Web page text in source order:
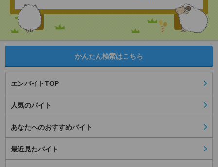
かんたん検索はこちら
エンバイトTOP
人気のバイト
あなたへのおすすめバイト
最近見たバイト